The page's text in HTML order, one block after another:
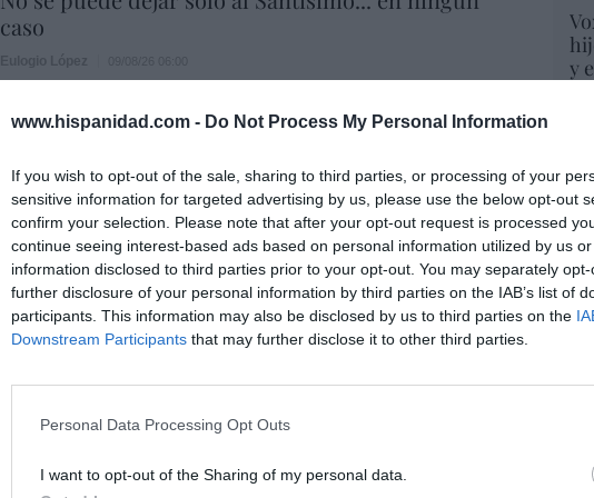
www.hispanidad.com - Do Not Process My Personal Information
If you wish to opt-out of the sale, sharing to third parties, or processing of your
sensitive information for targeted advertising by us, please use the below opt-out
confirm your selection. Please note that after your opt-out request is processed
continue seeing interest-based ads based on personal information utilized by us
information disclosed to third parties prior to your opt-out. You may separately
further disclosure of your personal information by third parties on the IAB’s list of
participants. This information may also be disclosed by us to third parties on the
Downstream Participants that may further disclose it to other third parties.
Personal Data Processing Opt Outs
I want to opt-out of the Sharing of my personal data.
caso
SOCIEDAD
Íñigo castellano 09/08/26 06:00
SOCIEDAD
¿Tiempos de paganismo o tiempos de satanismo?
SOCIEDAD
Memes. Gandalf y el mediano
y